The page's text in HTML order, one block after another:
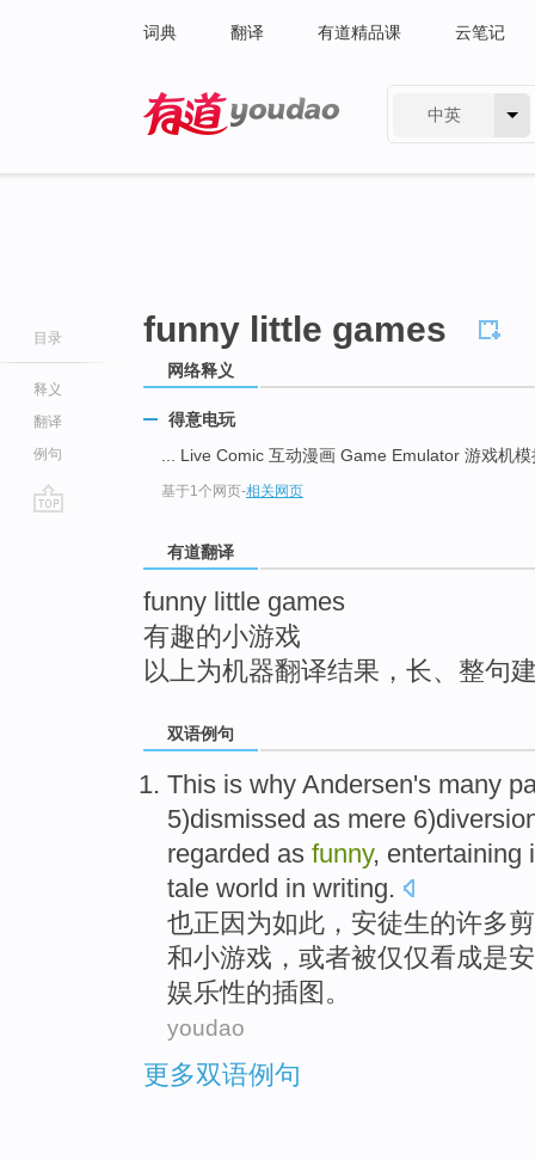
词典 翻译 有道精品课 云笔记
中英
目录
释义
翻译
例句
funny little games
网络释义
得意电玩
... Live Comic 互动漫画 Game Emulator 游戏机
基于1个网页-相关网页
有道翻译
funny little games
有趣的小游戏
以上为机器翻译结果，长、整句
双语例句
This is why Andersen's many
5)dismissed as mere 6)
regarded as funny, entertaining
tale world in writing.
也正因为如此， 安徒生的许多
和小游戏 ， 或者被仅仅看成是
娱乐性的插图 。
youdao
更多双语例句